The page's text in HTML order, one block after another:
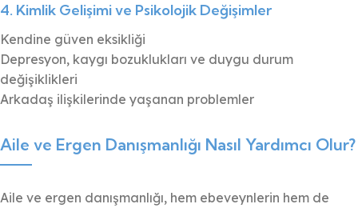
4. Kimlik Gelişimi ve Psikolojik Değişimler
Kendine güven eksikliği
Depresyon, kaygı bozuklukları ve duygu durum
değişiklikleri
Arkadaş ilişkilerinde yaşanan problemler
Aile ve Ergen Danışmanlığı Nasıl Yardımcı Olur?
Aile ve ergen danışmanlığı, hem ebeveynlerin hem de